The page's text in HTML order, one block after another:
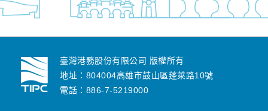
臺灣港務股份有限公司 版權所有
地址：804004高雄市鼓山區蓬萊路10號
電話：886-7-5219000